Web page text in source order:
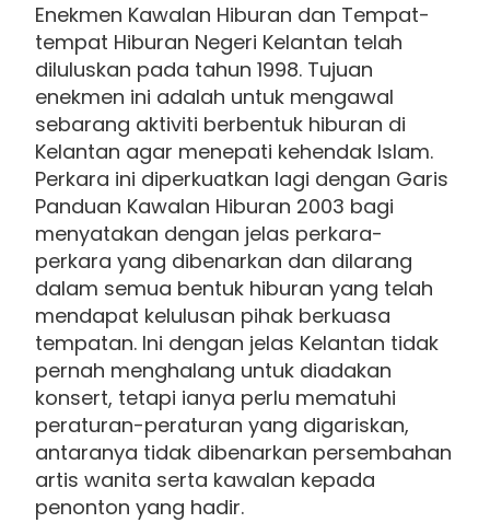
Enekmen Kawalan Hiburan dan Tempat-
tempat Hiburan Negeri Kelantan telah
diluluskan pada tahun 1998. Tujuan
enekmen ini adalah untuk mengawal
sebarang aktiviti berbentuk hiburan di
Kelantan agar menepati kehendak Islam.
Perkara ini diperkuatkan lagi dengan Garis
Panduan Kawalan Hiburan 2003 bagi
menyatakan dengan jelas perkara-
perkara yang dibenarkan dan dilarang
dalam semua bentuk hiburan yang telah
mendapat kelulusan pihak berkuasa
tempatan. Ini dengan jelas Kelantan tidak
pernah menghalang untuk diadakan
konsert, tetapi ianya perlu mematuhi
peraturan-peraturan yang digariskan,
antaranya tidak dibenarkan persembahan
artis wanita serta kawalan kepada
penonton yang hadir.